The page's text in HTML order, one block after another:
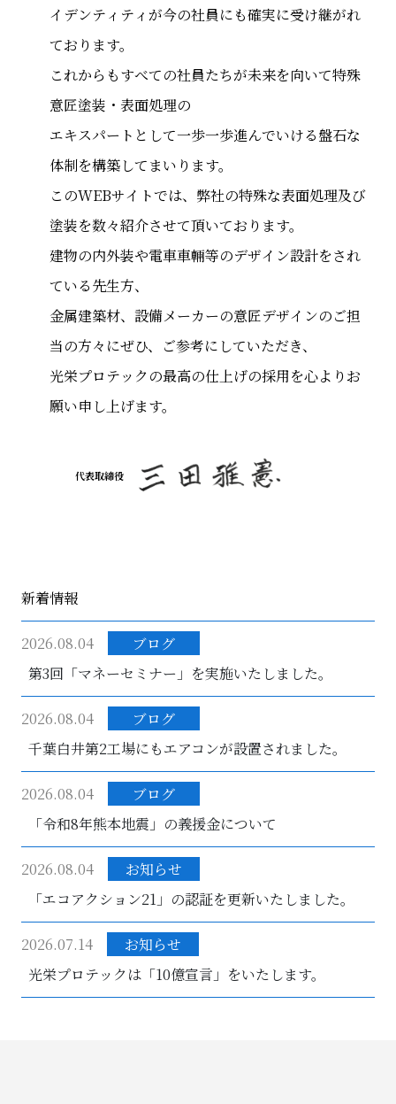
イデンティティが今の社員にも確実に受け継がれ
ております。
これからもすべての社員たちが未来を向いて特殊
意匠塗装・表面処理の
エキスパートとして一歩一歩進んでいける盤石な
体制を構築してまいります。
このWEBサイトでは、弊社の特殊な表面処理及び
塗装を数々紹介させて頂いております。
建物の内外装や電車車輛等のデザイン設計をされ
ている先生方、
金属建築材、設備メーカーの意匠デザインのご担
当の方々にぜひ、ご参考にしていただき、
光栄プロテックの最高の仕上げの採用を心よりお
願い申し上げます。
代表取締役
新着情報
2026.08.04
ブログ
第3回「マネーセミナー」を実施いたしました。
2026.08.04
ブログ
千葉白井第2工場にもエアコンが設置されました。
2026.08.04
ブログ
「令和8年熊本地震」の義援金について
2026.08.04
お知らせ
「エコアクション21」の認証を更新いたしました。
2026.07.14
お知らせ
光栄プロテックは「10億宣言」をいたします。